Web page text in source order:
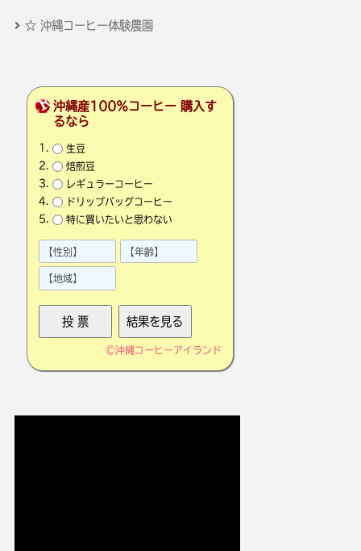
☆ 沖縄コーヒー体験農園
沖縄産100％コーヒー 購入す
るなら
生豆
焙煎豆
レギュラーコーヒー
ドリップバッグコーヒー
特に買いたいと思わない
©沖縄コーヒーアイランド